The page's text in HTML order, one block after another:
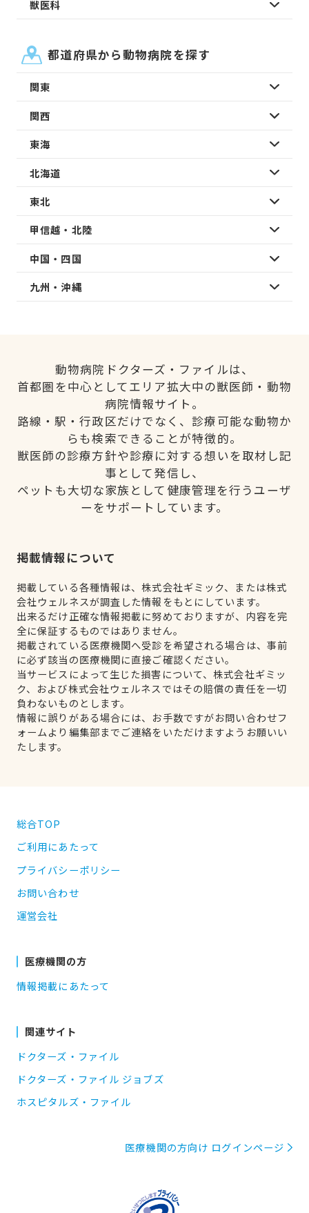
獣医科
都道府県から動物病院を探す
関東
関西
東海
北海道
東北
甲信越・北陸
中国・四国
九州・沖縄
動物病院ドクターズ・ファイルは、
首都圏を中心としてエリア拡大中の獣医師・動物
病院情報サイト。
路線・駅・行政区だけでなく、診療可能な動物か
らも検索できることが特徴的。
獣医師の診療方針や診療に対する想いを取材し記
事として発信し、
ペットも大切な家族として健康管理を行うユーザ
ーをサポートしています。
掲載情報について
掲載している各種情報は、株式会社ギミック、または株式
会社ウェルネスが調査した情報をもとにしています。
出来るだけ正確な情報掲載に努めておりますが、内容を完
全に保証するものではありません。
掲載されている医療機関へ受診を希望される場合は、事前
に必ず該当の医療機関に直接ご確認ください。
当サービスによって生じた損害について、株式会社ギミッ
ク、および株式会社ウェルネスではその賠償の責任を一切
負わないものとします。
情報に誤りがある場合には、お手数ですがお問い合わせフ
ォームより編集部までご連絡をいただけますようお願いい
たします。
総合TOP
ご利用にあたって
プライバシーポリシー
お問い合わせ
運営会社
医療機関の方
情報掲載にあたって
関連サイト
ドクターズ・ファイル
ドクターズ・ファイル ジョブズ
ホスピタルズ・ファイル
医療機関の方向け ログインページ